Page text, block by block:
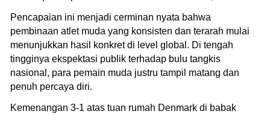
Pencapaian ini menjadi cerminan nyata bahwa
pembinaan atlet muda yang konsisten dan terarah mulai
menunjukkan hasil konkret di level global. Di tengah
tingginya ekspektasi publik terhadap bulu tangkis
nasional, para pemain muda justru tampil matang dan
penuh percaya diri.
Kemenangan 3-1 atas tuan rumah Denmark di babak